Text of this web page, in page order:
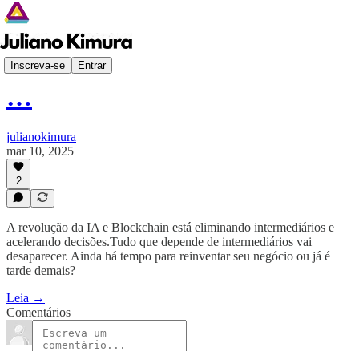
Inscreva-se Entrar
Despertar Digital
…
julianokimura
mar 10, 2025
2
A revolução da IA e Blockchain está eliminando intermediários e
acelerando decisões.Tudo que depende de intermediários vai
desaparecer. Ainda há tempo para reinventar seu negócio ou já é
tarde demais?
Leia →
Comentários